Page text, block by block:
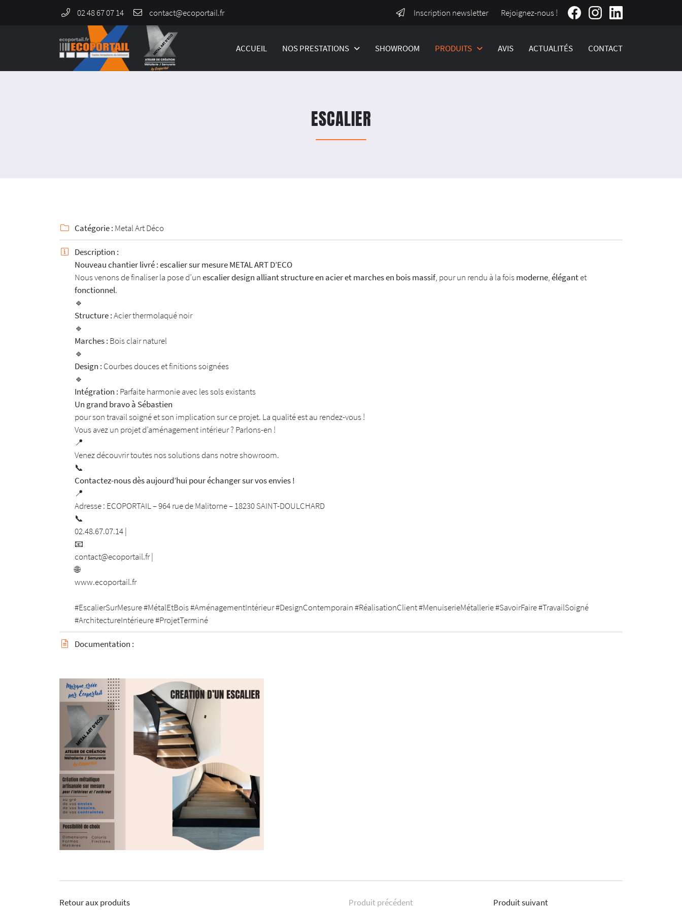
02 48 67 07 14 Inscription newsletter Rejoignez-nous !
ACCUEIL NOS PRESTATIONS SHOWROOM PRODUITS AVIS ACTUALITÉS CONTACT
964 Rue de Malitorne,
18230 Saint-Doulchard
02 48 67 07 14
Newsletter à recevoir
En cochant cette case, vous consentez à recevoir nos propositions commerciales à
l'adresse email indiqué ci-dessus. Vous pouvez vous désinscrire à tout moment en
le formulaire de désinscription
INSCRIPTION
ESCALIER
 Catégorie : Metal Art Déco

Description :
Nouveau chantier livré : escalier sur mesure METAL ART D’ECO
Nous venons de finaliser la pose d’unescalier design alliant structure en acier et marches en bois massif, pour un rendu à la foismoderne,élégantet
fonctionnel.
🔹
Structure :Acier thermolaqué noir
🔹
Marches : Bois clair naturel
🔹
Design : Courbes douces et finitions soignées
🔹
Intégration : Parfaite harmonie avec les sols existants
Un grand bravo à Sébastien
pour son travail soigné et son implication sur ce projet. La qualité est au rendez-vous !
Vous avez un projet d’aménagement intérieur ? Parlons-en !
📍
Venez découvrir toutes nos solutions dans notre showroom.
📞
Contactez-nous dès aujourd’hui pour échanger sur vos envies !
📍
Adresse : ECOPORTAIL – 964 rue de Malitorne – 18230 SAINT-DOULCHARD
📞
02.48.67.07.14 |
📧
contact@ecoportail.fr |
🌐
www.ecoportail.fr
#EscalierSurMesure #MétalEtBois #AménagementIntérieur #DesignContemporain #RéalisationClient #MenuiserieMétallerie #SavoirFaire #TravailSoigné
#ArchitectureIntérieure #ProjetTerminé
 Documentation :
Retour aux produits
Produit précédent
Produit suivant